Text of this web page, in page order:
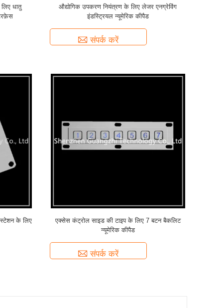
धातु
औद्योगिक उपकरण नियंत्रण के लिए लेजर एनग्रेविंग
इंडस्ट्रियल न्यूमेरिक कीपैड
संपर्क करें
स्टेशन के लिए
एक्सेस कंट्रोल साइड की टाइप के लिए 7 बटन बैकलिट
न्यूमेरिक कीपैड
संपर्क करें